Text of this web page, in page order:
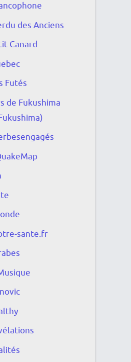
des Anciens
Canard
Futés
de Fukushima
sante.fr